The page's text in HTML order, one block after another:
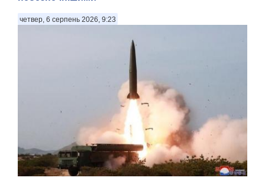
четвер, 6 серпень 2026, 9:23